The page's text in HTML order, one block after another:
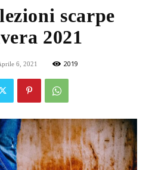
scarpe
2021
6, 2021 2019